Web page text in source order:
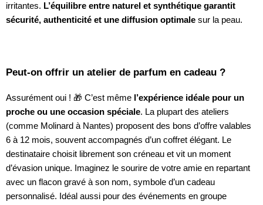
irritantes. L’équilibre entre naturel et synthétique garantit
sécurité, authenticité et une diffusion optimale sur la peau.
Peut-on offrir un atelier de parfum en cadeau ?
Assurément oui ! 🎁 C’est même l’expérience idéale pour un
proche ou une occasion spéciale. La plupart des ateliers
(comme Molinard à Nantes) proposent des bons d’offre valables
6 à 12 mois, souvent accompagnés d’un coffret élégant. Le
destinataire choisit librement son créneau et vit un moment
d’évasion unique. Imaginez le sourire de votre amie en repartant
avec un flacon gravé à son nom, symbole d’un cadeau
personnalisé. Idéal aussi pour des événements en groupe